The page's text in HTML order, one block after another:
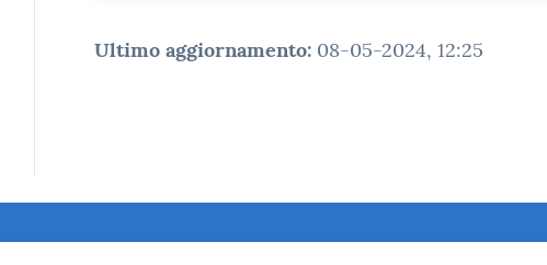
Ultimo aggiornamento: 08-05-2024, 12:25